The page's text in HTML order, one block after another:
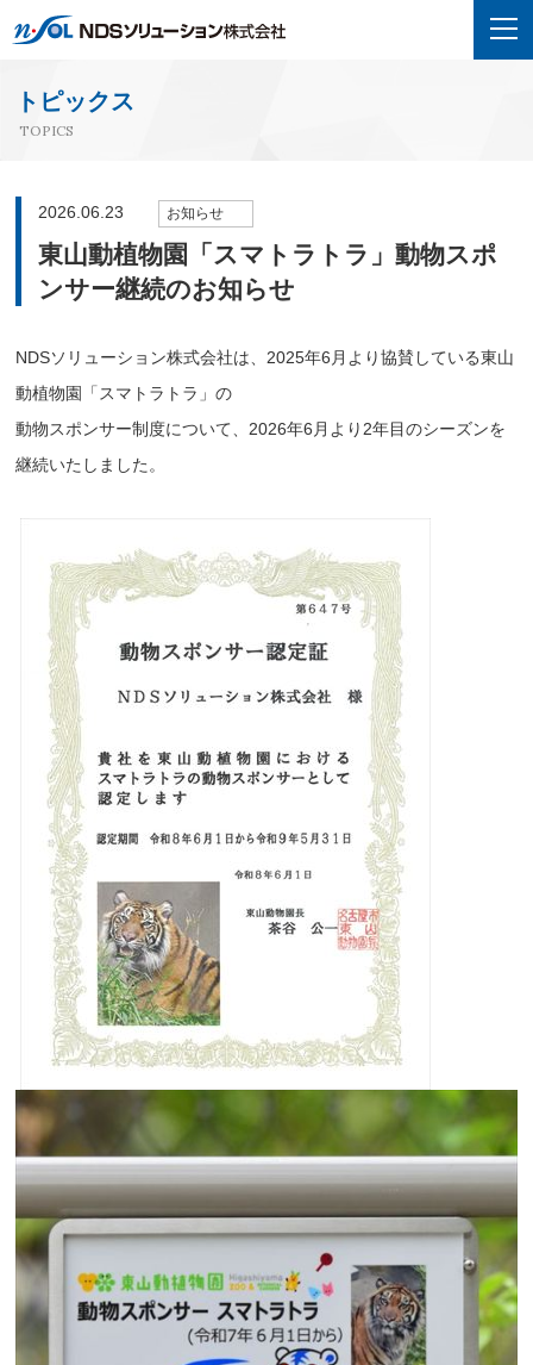
トピックス
TOPICS
2026.06.23 お知らせ
東山動植物園「スマトラトラ」動物スポ
ンサー継続のお知らせ
NDSソリューション株式会社は、2025年6月より協賛している東山
動植物園「スマトラトラ」の
動物スポンサー制度について、2026年6月より2年目のシーズンを
継続いたしました。